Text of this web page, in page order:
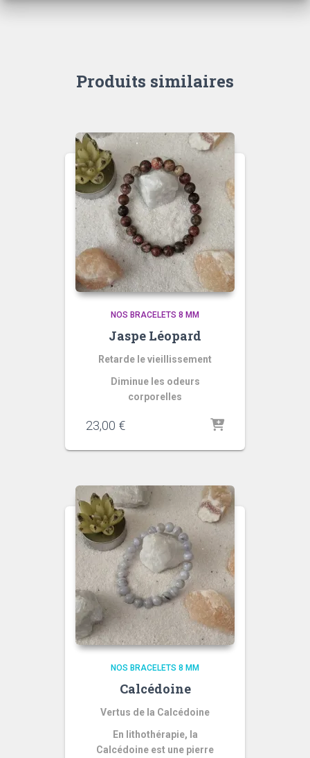
Produits similaires
NOS BRACELETS 8 MM
Jaspe Léopard
Retarde le vieillissement
Diminue les odeurs
corporelles
23,00 €
NOS BRACELETS 8 MM
Calcédoine
Vertus de la Calcédoine
En lithothérapie, la
Calcédoine est une pierre